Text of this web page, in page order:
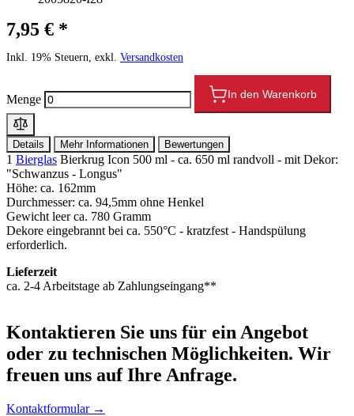
7,95 € *
Inkl. 19% Steuern, exkl. Versandkosten
Menge In den Warenkorb
Details Mehr Informationen Bewertungen
1 Bierglas Bierkrug Icon 500 ml - ca. 650 ml randvoll - mit Dekor:
"Schwanzus - Longus"
Höhe: ca. 162mm
Durchmesser: ca. 94,5mm ohne Henkel
Gewicht leer ca. 780 Gramm
Dekore eingebrannt bei ca. 550°C - kratzfest - Handspülung
erforderlich.
Lieferzeit
ca. 2-4 Arbeitstage ab Zahlungseingang**
Kontaktieren Sie uns für ein Angebot
oder zu technischen Möglichkeiten. Wir
freuen uns auf Ihre Anfrage.
Kontaktformular →